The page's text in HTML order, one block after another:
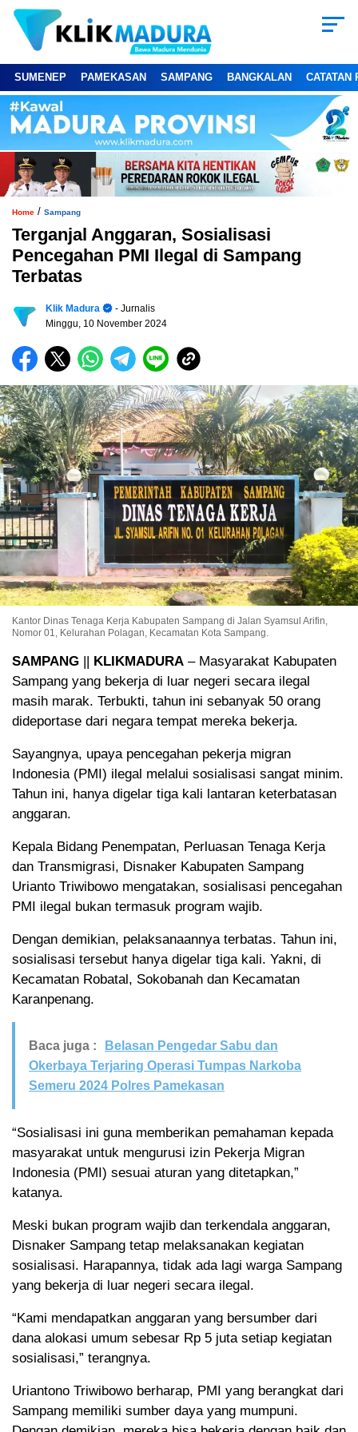
SUMENEP PAMEKASAN SAMPANG BANGKALAN CATATAN
Home / Sampang
Terganjal Anggaran, Sosialisasi
Pencegahan PMI Ilegal di Sampang
Terbatas
Klik Madura
- Jurnalis
Minggu, 10 November 2024
Kantor Dinas Tenaga Kerja Kabupaten Sampang di Jalan Syamsul Arifin,
Nomor 01, Kelurahan Polagan, Kecamatan Kota Sampang.
SAMPANG KLIKMADURA – Masyarakat Kabupaten
Sampang yang bekerja di luar negeri secara ilegal
masih marak. Terbukti, tahun ini sebanyak 50 orang
dideportase dari negara tempat mereka bekerja.
Sayangnya, upaya pencegahan pekerja migran
Indonesia (PMI) ilegal melalui sosialisasi sangat minim.
Tahun ini, hanya digelar tiga kali lantaran keterbatasan
anggaran.
Kepala Bidang Penempatan, Perluasan Tenaga Kerja
dan Transmigrasi, Disnaker Kabupaten Sampang
Urianto Triwibowo mengatakan, sosialisasi pencegahan
PMI ilegal bukan termasuk program wajib.
Dengan demikian, pelaksanaannya terbatas. Tahun ini,
sosialisasi tersebut hanya digelar tiga kali. Yakni, di
Kecamatan Robatal, Sokobanah dan Kecamatan
Karanpenang.
Baca juga :
Belasan Pengedar Sabu dan
Okerbaya Terjaring Operasi Tumpas Narkoba
Semeru 2024 Polres Pamekasan
“Sosialisasi ini guna memberikan pemahaman kepada
masyarakat untuk mengurusi izin Pekerja Migran
Indonesia (PMI) sesuai aturan yang ditetapkan,”
katanya.
Meski bukan program wajib dan terkendala anggaran,
Disnaker Sampang tetap melaksanakan kegiatan
sosialisasi. Harapannya, tidak ada lagi warga Sampang
yang bekerja di luar negeri secara ilegal.
“Kami mendapatkan anggaran yang bersumber dari
dana alokasi umum sebesar Rp 5 juta setiap kegiatan
sosialisasi,” terangnya.
Uriantono Triwibowo berharap, PMI yang berangkat dari
Sampang memiliki sumber daya yang mumpuni.